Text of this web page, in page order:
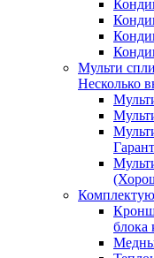
Мульти
Несколько
блока